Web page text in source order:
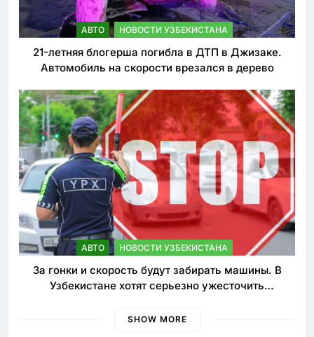
АВТО НОВОСТИ УЗБЕКИСТАНА
21-летняя блогерша погибла в ДТП в Джизаке.
Автомобиль на скорости врезался в дерево
АВТО НОВОСТИ УЗБЕКИСТАНА
За гонки и скорость будут забирать машины. В
Узбекистане хотят серьезно ужесточить
SHOW MORE